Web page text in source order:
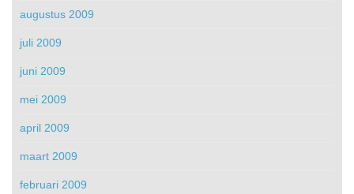
augustus 2009
juli 2009
juni 2009
mei 2009
april 2009
maart 2009
februari 2009